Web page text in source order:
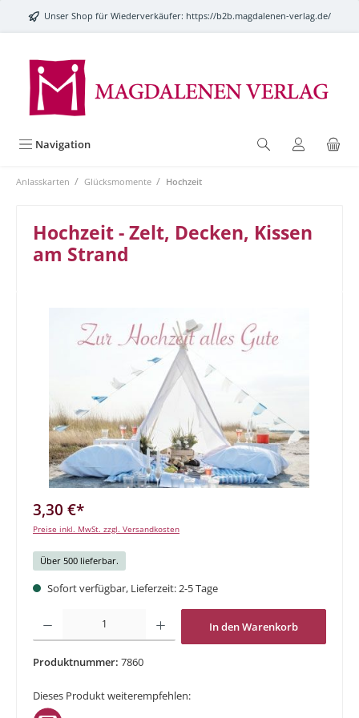
springenUnser Shop für Wiederverkäufer: https://b2b.magdalenen-verlag.de/
Navigation
Anlasskarten / Glücksmomente / Hochzeit
Hochzeit - Zelt, Decken, Kissen
am Strand
3,30 €*
Preise inkl. MwSt. zzgl. Versandkosten
Über 500 lieferbar.
Sofort verfügbar, Lieferzeit: 2-5 Tage
Produkt Anzahl: Gib den gewünschten Wert ein oder benutze die Schaltflächen um
In den Warenkorb
Produktnummer: 7860
Dieses Produkt weiterempfehlen: